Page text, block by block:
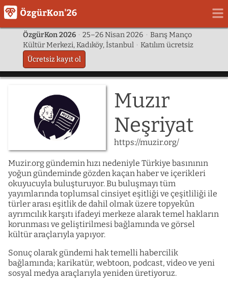
ÖzgürKon 2026 · 25–26 Nisan 2026 · Barış Manço
Kültür Merkezi, Kadıköy, İstanbul · Katılım ücretsiz
Ücretsiz kayıt ol
Muzır
Neşriyat
https://muzir.org/
Muzir.org gündemin hızı nedeniyle Türkiye basınının
yoğun gündeminde gözden kaçan haber ve içerikleri
okuyucuyla buluşturuyor. Bu buluşmayı tüm
yayımlarında toplumsal cinsiyet eşitliği ve çeşitliliği ile
türler arası eşitlik de dahil olmak üzere topyekûn
ayrımcılık karşıtı ifadeyi merkeze alarak temel hakların
korunması ve geliştirilmesi bağlamında ve görsel
kültür araçlarıyla yapıyor.
Sonuç olarak gündemi hak temelli habercilik
bağlamında; karikatür, webtoon, podcast, video ve yeni
sosyal medya araçlarıyla yeniden üretiyoruz.